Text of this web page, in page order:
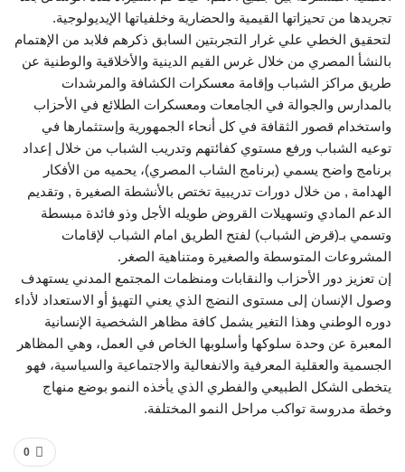
تجريدها من تحيزاتها القيمية والحضارية وخلفياتها الإيديولوجية.
لتحقيق الخطي علي غرار التجربتين السابق ذكرهم فلابد من الإهتمام
بالنشأ المصري من خلال غرس القيم الدينية والأخلاقية والوطنية عن
طريق مراكز الشباب وإقامة معسكرات الكشافة والمرشدات
بالمدارس والجوالة في الجامعات ومعسكرات الطلائع في الأحزاب
واستخدام قصور الثقافة في كل أنحاء الجمهورية وإستثمارها في
توعيه الشباب ورفع مستوي كفائتهم وتدريب الشباب من خلال إعداد
برنامج واضح يسمي (برنامج الشاب المصري)، يحميه من الأفكار
الهدامة , من خلال دورات تدريبية تختص بالأنشطة الصغيرة , وتقديم
الدعم المادي وتسهيلات القروض طويله الأجل وذو فائدة مبسطة
وتسمي بـ(قرض الشباب) لفتح الطريق امام الشباب لإقامات
المشروعات المتوسطة والصغيرة ومتناهية الصغر.
إن تعزيز دور الأحزاب والنقابات ومنظمات المجتمع المدني يستهدف
وصول الإنسان إلى مستوى النضج الذي يعني التهيؤ أو الاستعداد لأداء
دوره الوطني وهذا التغير يشمل كافة مظاهر الشخصية الإنسانية
المعبرة عن وحدة سلوكها وأسلوبها الخاص في العمل، وهي المظاهر
الجسمية والعقلية المعرفية والانفعالية والاجتماعية والسياسية، فهو
يتخطى الشكل الطبيعي والفطري الذي يأخذه النمو بوضع منهاج
وخطة مدروسة تواكب مراحل النمو المختلفة.
0